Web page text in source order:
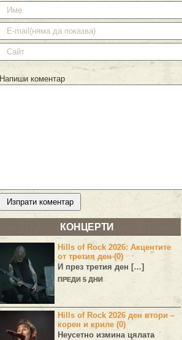
Напиши коментар
КОНЦЕРТИ
Hills of Rock 2026: Акцентите
от третия ден (0)
И през третия ден […]
ПРЕДИ 5 ДНИ
Hills of Rock 2026 ден втори –
корен и криле (0)
Неусетно измина цялата